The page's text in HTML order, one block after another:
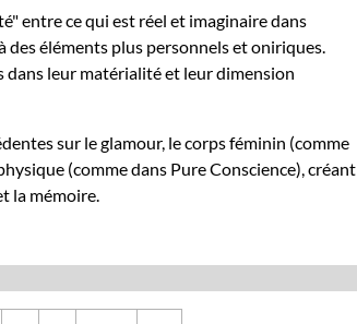
entre ce qui est réel et imaginaire dans
éléments plus personnels et oniriques.
leur matérialité et leur dimension
sur le glamour, le corps féminin (comme
(comme dans Pure Conscience), créant
la mémoire.